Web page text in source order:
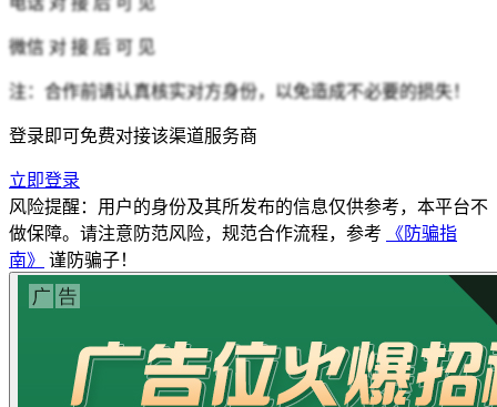
微信 对 接 后 可 见
注：合作前请认真核实对方身份，以免造成不必要的损失！
登录即可免费对接该渠道服务商
立即登录
风险提醒：用户的身份及其所发布的信息仅供参考，本平台不
做保障。请注意防范风险，规范合作流程，参考
《防骗指
南》
谨防骗子！